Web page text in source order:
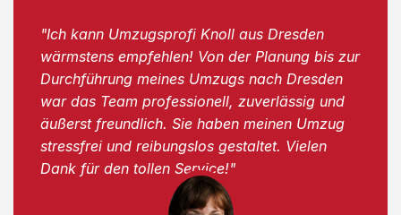
"Ich kann Umzugsprofi Knoll aus Dresden
wärmstens empfehlen! Von der Planung bis zur
Durchführung meines Umzugs nach Dresden
war das Team professionell, zuverlässig und
äußerst freundlich. Sie haben meinen Umzug
stressfrei und reibungslos gestaltet. Vielen
Dank für den tollen Service!"